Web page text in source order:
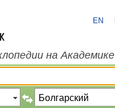
EN
на Академике